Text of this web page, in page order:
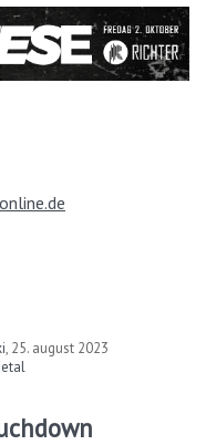
, 25. august 2023